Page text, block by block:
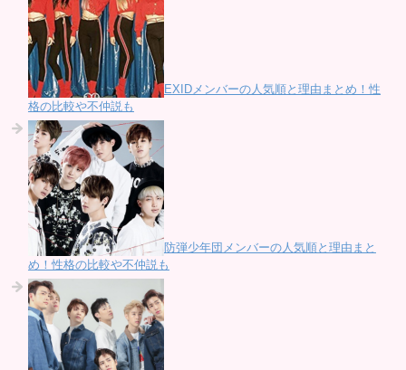
EXIDメンバーの人気順と理由まとめ！性
格の比較や不仲説も
防弾少年団メンバーの人気順と理由まと
め！性格の比較や不仲説も